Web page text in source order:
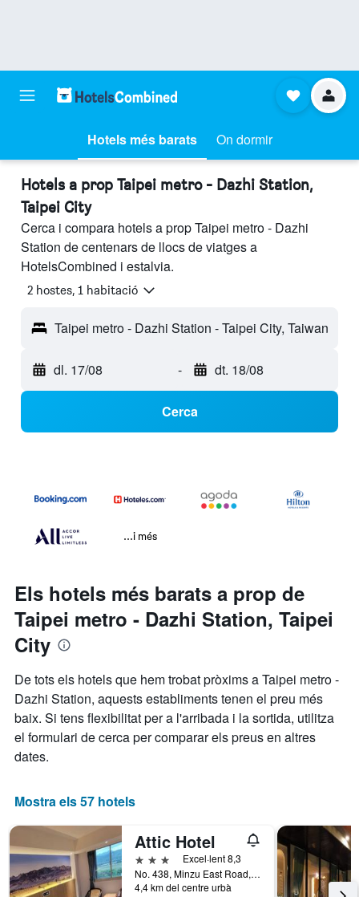
Hotels més barats On dormir
Hotels a prop Taipei metro - Dazhi Station,
Taipei City
Cerca i compara hotels a prop Taipei metro - Dazhi
Station de centenars de llocs de viatges a
HotelsCombined i estalvia.
2 hostes, 1 habitació
Taipei metro - Dazhi Station - Taipei City, Taiwan
dl. 17/08 - dt. 18/08
Cerca
...i més
Els hotels més barats a prop de
Taipei metro - Dazhi Station, Taipei
City
De tots els hotels que hem trobat pròxims a Taipei metro -
Dazhi Station, aquests establiments tenen el preu més
baix. Si tens flexibilitat per a l'arribada i la sortida, utilitza
el formulari de cerca per comparar els preus en altres
dates.
Mostra els 57 hotels
Attic Hotel
3 estrellesExcel·lent 8,3
No. 438, Minzu East Road, Taipei City, Taiwan
4,4 km del centre urbà